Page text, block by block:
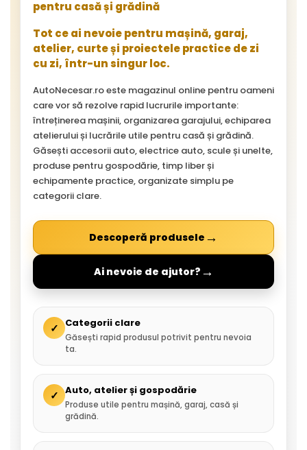
pentru casă și grădină
Tot ce ai nevoie pentru mașină, garaj,
atelier, curte și proiectele practice de zi
cu zi, într-un singur loc.
AutoNecesar.ro este magazinul online pentru oameni
care vor să rezolve rapid lucrurile importante:
întreținerea mașinii, organizarea garajului, echiparea
atelierului și lucrările utile pentru casă și grădină.
Găsești accesorii auto, electrice auto, scule și unelte,
produse pentru gospodărie, timp liber și
echipamente practice, organizate simplu pe
categorii clare.
Descoperă produsele →
Ai nevoie de ajutor? →
✓ Categorii clare
Găsești rapid produsul potrivit pentru nevoia
ta.
✓ Auto, atelier și gospodărie
Produse utile pentru mașină, garaj, casă și
grădină.